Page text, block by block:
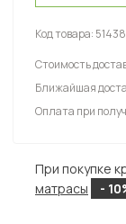
Код товара:
Стоимость
Ближайшая
Оплата при
При покупке
матрасы
-